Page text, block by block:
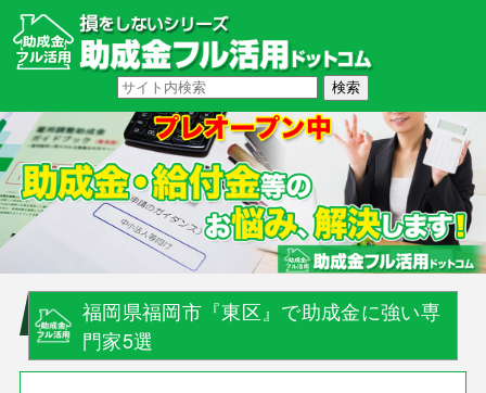
福岡県福岡市『東区』で助成金に強い専
門家5選